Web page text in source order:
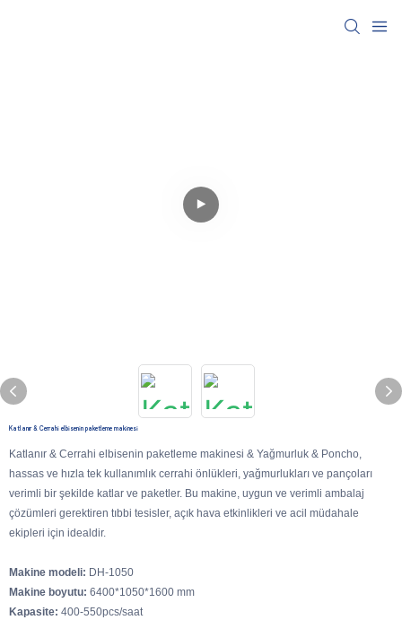
Katlanır & Cerrahi elbisenin paketleme makinesi
Katlanır & Cerrahi elbisenin paketleme makinesi & Yağmurluk & Poncho,
hassas ve hızla tek kullanımlık cerrahi önlükleri, yağmurlukları ve pançoları
verimli bir şekilde katlar ve paketler. Bu makine, uygun ve verimli ambalaj
çözümleri gerektiren tıbbi tesisler, açık hava etkinlikleri ve acil müdahale
ekipleri için idealdir.
Makine modeli: DH-1050
Makine boyutu: 6400*1050*1600 mm
Kapasite: 400-550pcs/saat